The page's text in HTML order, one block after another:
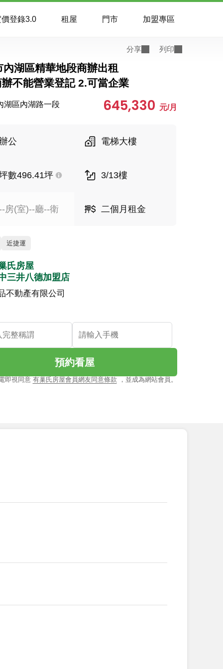
價登錄3.0 租屋 門市 加盟專區
分享 列印
內湖區精華地段商辦出租
不能營業登記 2.可當企業
湖區內湖路一段 645,330 元/月
公 電梯大樓
數496.41坪 3/13樓
房(室)--廳--衛 二個月租金
近捷運
氏房屋
三井八德加盟店
不動產有限公司
預約看屋
即視同意 有巢氏房屋會員網友同意條款 ，並成為網站會員。